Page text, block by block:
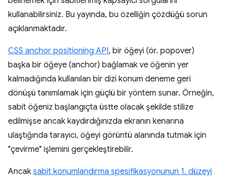
kullanabilirsiniz. Bu yayında, bu özelliğin çözdüğü sorun
açıklanmaktadır.
CSS anchor positioning API, bir öğeyi (ör. popover)
başka bir öğeye (anchor) bağlamak ve öğenin yer
kalmadığında kullanılan bir dizi konum deneme geri
dönüşü tanımlamak için güçlü bir yöntem sunar. Örneğin,
sabit öğeniz başlangıçta üstte olacak şekilde stilize
edilmişse ancak kaydırdığınızda ekranın kenarına
ulaştığında tarayıcı, öğeyi görüntü alanında tutmak için
"çevirme" işlemini gerçekleştirebilir.
Ancak sabit konumlandırma spesifikasyonunun 1. düzeyi